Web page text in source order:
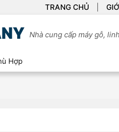
TRANG CHỦ
Nhà cung cấp máy gỗ,
Hợp